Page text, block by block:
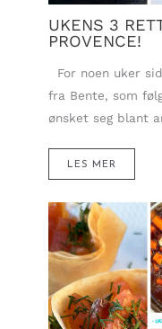
UKENS 3
PROVENCE!
For noen uker
fra Bente, som
ønsket seg blant
LES MER